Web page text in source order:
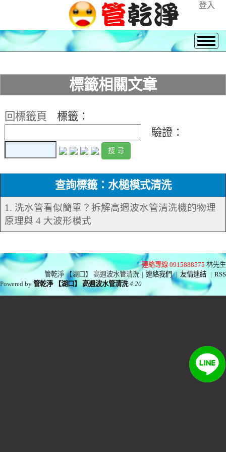
登入
標籤相關文章
回標籤頁
標籤：
驗證：
查詢標籤：水槌模式清洗
1. 洗水管看似簡單？拆解高週波水管清洗機的物理
原理與 4 大波形模式
連絡專線 0915888575 林先生
管乾淨 【湖口】 高週波水管清洗 | 連絡我們 | 友情連結 | RSS
Powered by管乾淨 【湖口】 高週波水管清洗 4.20